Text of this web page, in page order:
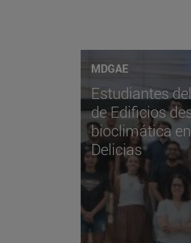
MDGAE
Estudiantes
de Edificios
bioclimática
Delicias